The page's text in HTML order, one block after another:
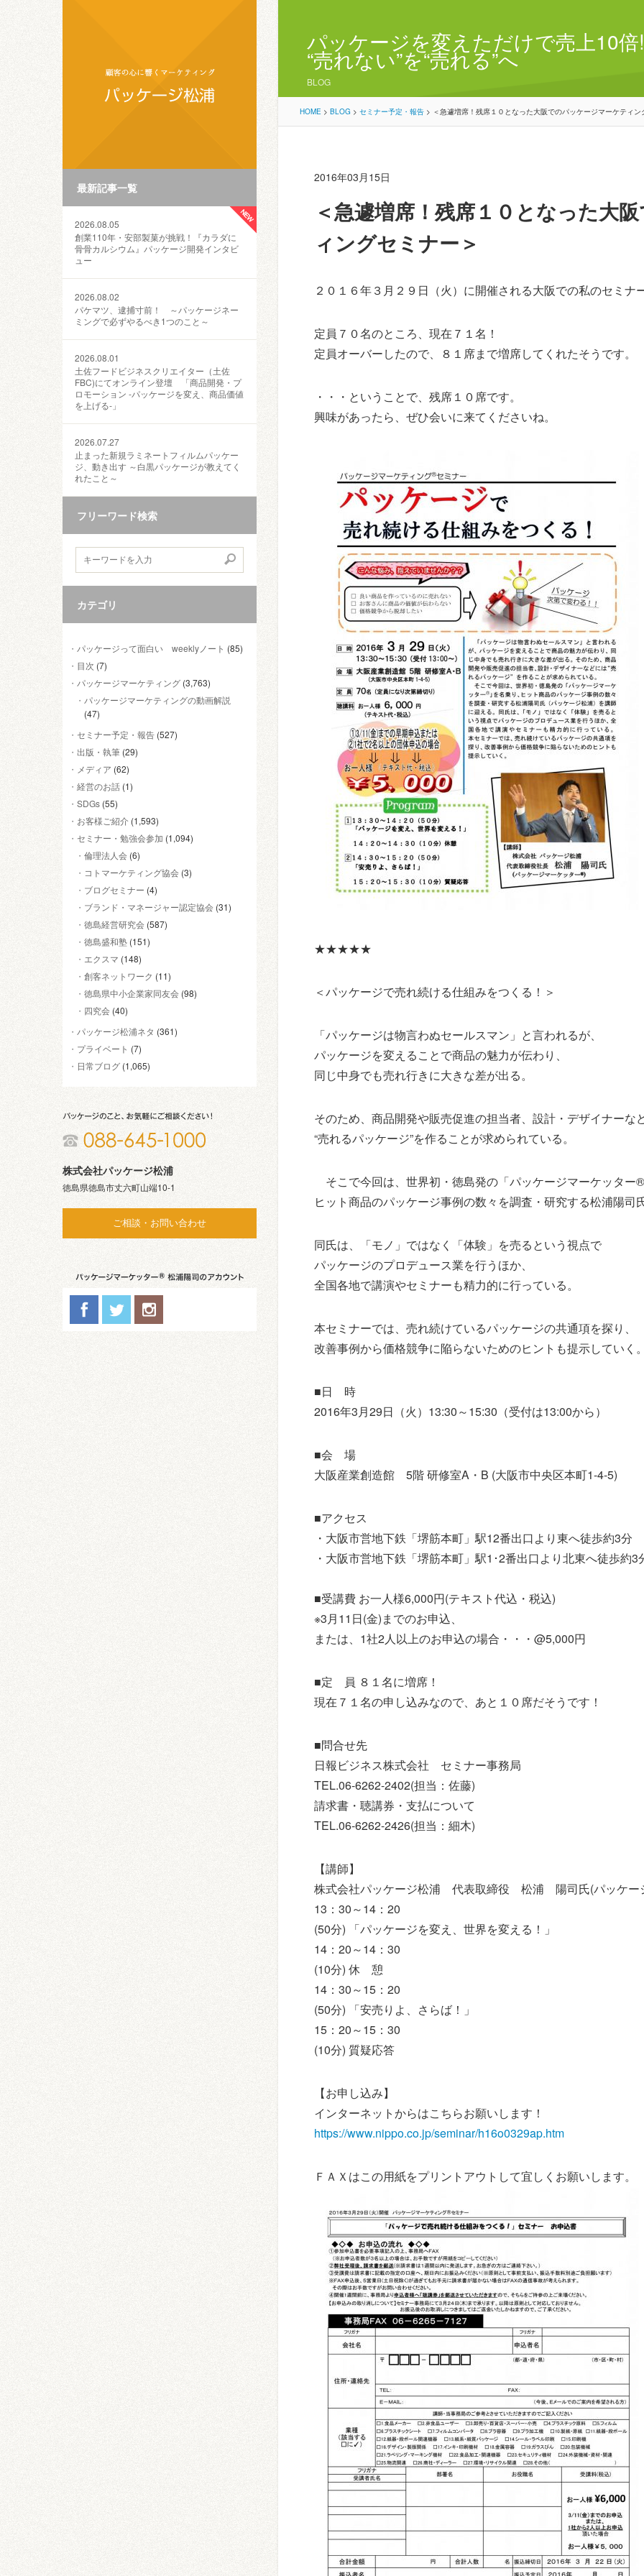
最新記事一覧
2026.08.05
創業110年・安部製菓が挑戦！『カラダに
骨骨カルシウム』パッケージ開発インタビ
ュー
2026.08.02
パケマツ、逮捕寸前！ ～パッケージネー
ミングで必ずやるべき1つのこと～
2026.08.01
土佐フードビジネスクリエイター（土佐
FBC)にてオンライン登壇 「商品開発・プ
ロモーション ‐パッケージを変え、商品価値
を上げる‐」
2026.07.27
止まった新規ラミネートフィルムパッケー
ジ、動き出す ～白黒パッケージが教えてく
れたこと～
フリーワード検索
カテゴリ
パッケージって面白い weeklyノート (85)
目次 (7)
パッケージマーケティング (3,763)
パッケージマーケティングの動画解説
(47)
セミナー予定・報告 (527)
出版・執筆 (29)
メディア (62)
経営のお話 (1)
SDGs (55)
お客様ご紹介 (1,593)
セミナー・勉強会参加 (1,094)
倫理法人会 (6)
コトマーケティング協会 (3)
ブログセミナー (4)
ブランド・マネージャー認定協会 (31)
徳島経営研究会 (587)
徳島盛和塾 (151)
エクスマ (148)
創客ネットワーク (11)
徳島県中小企業家同友会 (98)
四究会 (40)
パッケージ松浦ネタ (361)
プライベート (7)
日常ブログ (1,065)
株式会社パッケージ松浦
徳島県徳島市丈六町山端10-1
ご相談・お問い合わせ
パッケージを変えただけで売上10
“売れない”を“売れる”へ
BLOG
HOME > BLOG > セミナー予定・報告 > ＜急遽増席！残席１０となった大阪でのパッケージマーケティン
2016年03月15日
＜急遽増席！残席１０となった大
ィングセミナー＞
２０１６年３月２９日（火）に開催される大阪での私のセミ
定員７０名のところ、現在７１名！
定員オーバーしたので、８１席まで増席してくれたそうです。
・・・ということで、残席１０席です。
興味があったら、ぜひ会いに来てくださいね。
★★★★★
＜パッケージで売れ続ける仕組みをつくる！＞
「パッケージは物言わぬセールスマン」と言われるが、
パッケージを変えることで商品の魅力が伝わり、
同じ中身でも売れ行きに大きな差が出る。
そのため、商品開発や販売促進の担当者、設計・デザイナーな
“売れるパッケージ”を作ることが求められている。
そこで今回は、世界初・徳島発の「パッケージマーケッター
ヒット商品のパッケージ事例の数々を調査・研究する松浦陽
同氏は、「モノ」ではなく「体験」を売るという視点で
パッケージのプロデュース業を行うほか、
全国各地で講演やセミナーも精力的に行っている。
本セミナーでは、売れ続けているパッケージの共通項を探り、
改善事例から価格競争に陥らないためのヒントも提示していく
■日 時
2016年3月29日（火）13:30～15:30（受付は13:00から）
■会 場
大阪産業創造館 5階 研修室A・B (大阪市中央区本町1-4-5)
■アクセス
・大阪市営地下鉄「堺筋本町」駅12番出口より東へ徒歩約3分
・大阪市営地下鉄「堺筋本町」駅1･2番出口より北東へ徒歩約3
■受講費 お一人様6,000円(テキスト代込・税込)
※3月11日(金)までのお申込、
または、1社2人以上のお申込の場合・・・@5,000円
■定 員 ８１名に増席！
現在７１名の申し込みなので、あと１０席だそうです！
■問合せ先
日報ビジネス株式会社 セミナー事務局
TEL.06-6262-2402(担当：佐藤)
請求書・聴講券・支払について
TEL.06-6262-2426(担当：細木)
【講師】
株式会社パッケージ松浦 代表取締役 松浦 陽司氏(パッケー
13：30～14：20
(50分) 「パッケージを変え、世界を変える！」
14：20～14：30
(10分) 休 憩
14：30～15：20
(50分) 「安売りよ、さらば！」
15：20～15：30
(10分) 質疑応答
【お申し込み】
インターネットからはこちらお願いします！
https://www.nippo.co.jp/seminar/h16o0329ap.htm
ＦＡＸはこの用紙をプリントアウトして宜しくお願いします。